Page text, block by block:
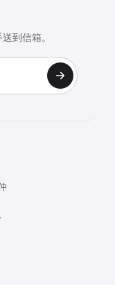
到信箱。